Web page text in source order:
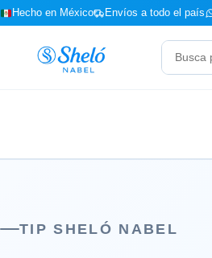
Hecho en México Envíos a todo el país
Buscar
productos
TIP SHELÓ NABEL